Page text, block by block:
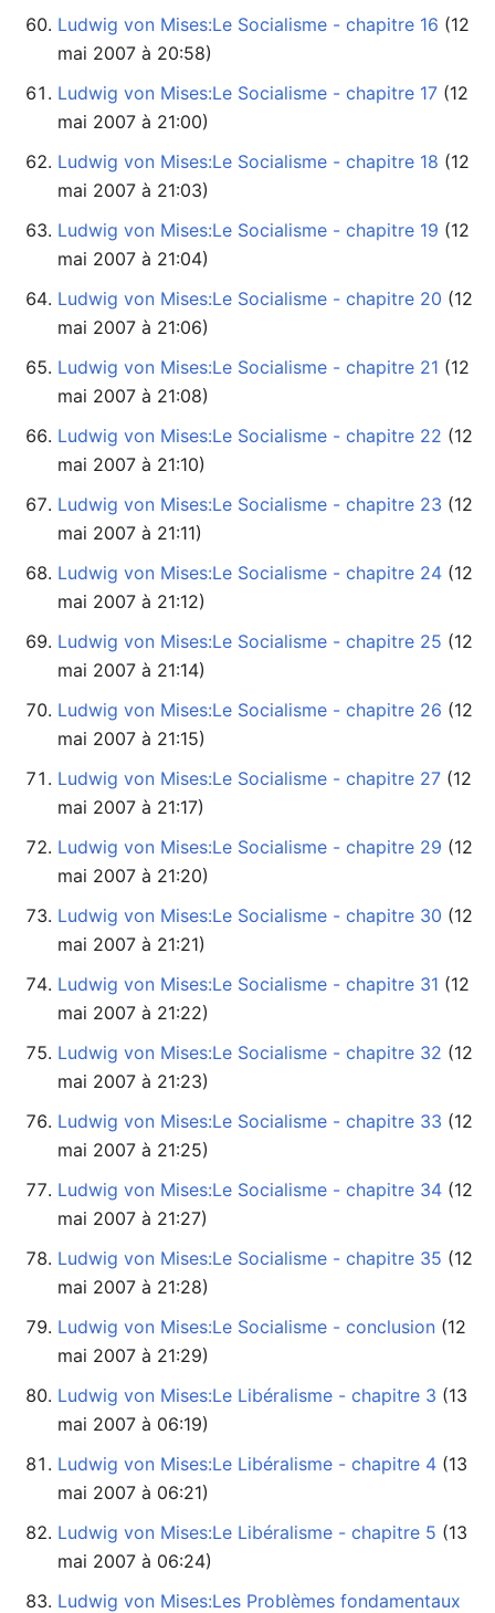
Ludwig von Mises:Le Socialisme - chapitre 16
mai 2007 à 20:58)
Ludwig von Mises:Le Socialisme - chapitre 17
mai 2007 à 21:00)
Ludwig von Mises:Le Socialisme - chapitre 18
mai 2007 à 21:03)
Ludwig von Mises:Le Socialisme - chapitre 19
mai 2007 à 21:04)
Ludwig von Mises:Le Socialisme - chapitre 20
mai 2007 à 21:06)
Ludwig von Mises:Le Socialisme - chapitre 21
mai 2007 à 21:08)
Ludwig von Mises:Le Socialisme - chapitre 22
mai 2007 à 21:10)
Ludwig von Mises:Le Socialisme - chapitre 23
mai 2007 à 21:11)
Ludwig von Mises:Le Socialisme - chapitre 24
mai 2007 à 21:12)
Ludwig von Mises:Le Socialisme - chapitre 25
mai 2007 à 21:14)
Ludwig von Mises:Le Socialisme - chapitre 26
mai 2007 à 21:15)
Ludwig von Mises:Le Socialisme - chapitre 27
mai 2007 à 21:17)
Ludwig von Mises:Le Socialisme - chapitre 29
mai 2007 à 21:20)
Ludwig von Mises:Le Socialisme - chapitre 30
mai 2007 à 21:21)
Ludwig von Mises:Le Socialisme - chapitre 31
mai 2007 à 21:22)
Ludwig von Mises:Le Socialisme - chapitre 32
mai 2007 à 21:23)
Ludwig von Mises:Le Socialisme - chapitre 33
mai 2007 à 21:25)
Ludwig von Mises:Le Socialisme - chapitre 34
mai 2007 à 21:27)
Ludwig von Mises:Le Socialisme - chapitre 35
mai 2007 à 21:28)
Ludwig von Mises:Le Socialisme - conclusion
mai 2007 à 21:29)
Ludwig von Mises:Le Libéralisme - chapitre 3
mai 2007 à 06:19)
Ludwig von Mises:Le Libéralisme - chapitre 4
mai 2007 à 06:21)
Ludwig von Mises:Le Libéralisme - chapitre 5
mai 2007 à 06:24)
Ludwig von Mises:Les Problèmes fondamentaux